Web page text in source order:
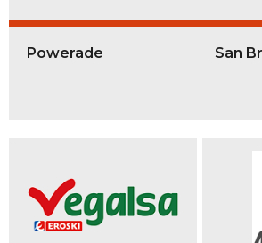
Powerade San